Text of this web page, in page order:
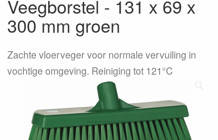
Veegborstel - 131 x 69 x
300 mm groen
Zachte vloerveger voor normale vervuiling in
vochtige omgeving. Reiniging tot 121°C